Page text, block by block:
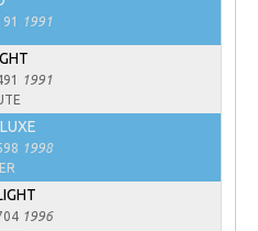
1991
1991
1998
1996